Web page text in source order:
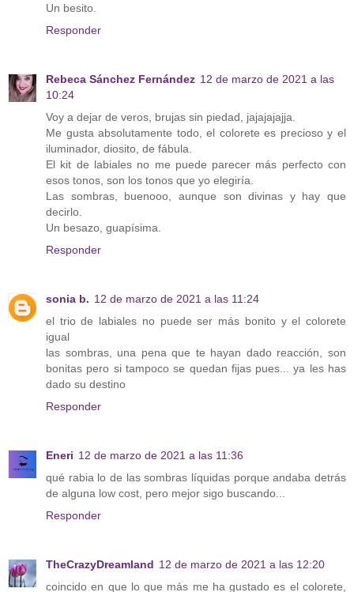
Un besito.
Responder
Rebeca Sánchez Fernández 12 de marzo de 2021 a las
10:24
Voy a dejar de veros, brujas sin piedad, jajajajajja.
Me gusta absolutamente todo, el colorete es precioso y el
iluminador, diosito, de fábula.
El kit de labiales no me puede parecer más perfecto con
esos tonos, son los tonos que yo elegiría.
Las sombras, buenooo, aunque son divinas y hay que
decirlo.
Un besazo, guapísima.
Responder
sonia b. 12 de marzo de 2021 a las 11:24
el trio de labiales no puede ser más bonito y el colorete
igual
las sombras, una pena que te hayan dado reacción, son
bonitas pero si tampoco se quedan fijas pues... ya les has
dado su destino
Responder
Eneri 12 de marzo de 2021 a las 11:36
qué rabia lo de las sombras líquidas porque andaba detrás
de alguna low cost, pero mejor sigo buscando...
Responder
TheCrazyDreamland 12 de marzo de 2021 a las 12:20
coincido en que lo que más me ha gustado es el colorete,